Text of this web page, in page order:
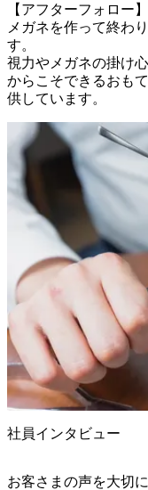
【アフターフォロー】
メガネを作って終わ
す。
視力やメガネの掛け
からこそできるおも
供しています。
社員インタビュー
お客さまの声を大切